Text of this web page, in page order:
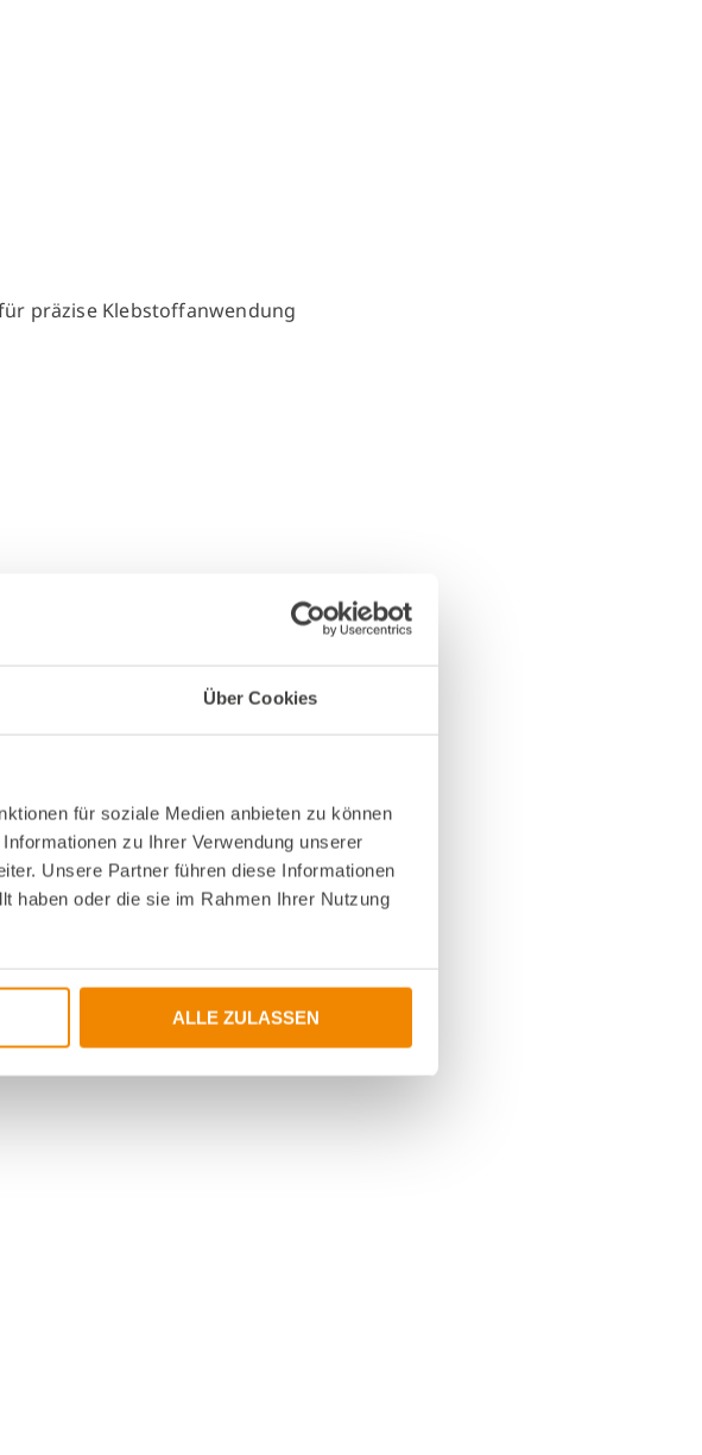
Über Cookies
für soziale Medien anbieten zu können
zu Ihrer Verwendung unserer
Unsere Partner führen diese Informationen
haben oder die sie im Rahmen Ihrer Nutzung
ALLE ZULASSEN